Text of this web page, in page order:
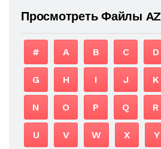
Просмотреть Файлы AZ
# A B C D
G H I J K
N O P Q R
U V W X Y